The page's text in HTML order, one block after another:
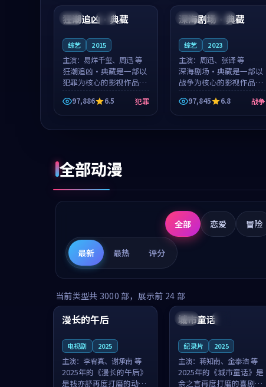
影片在悬念...
柯的叙事节...
英国 杜比
狂潮追凶·典藏
综艺 2015
主演： 易烊千玺、周迅 等
狂潮追凶·典藏是一部以
犯罪为核心的影视作品，
围绕危机、反转与人物成
长展开，整体节奏紧凑，
值得推荐观看。
97,886 6.5 犯罪
中国 连载中
深海剧场·典藏
综艺 2023
主演： 周迅、张译 等
深海剧场·典藏是一部以
战争为核心的影视作品，
围绕危机、反转与人物成
长展开，整体节奏紧凑，
值得推荐观看。
97,845 6.8 战争
全部动漫
全部 恋爱 冒险
最新 最热 评分
当前类型共 3000 部，展示前 24 部
中国 高分
99:16
漫长的午后
电视剧 2025
主演： 李宥真、谢承南 等
2025年的《漫长的午后》
是钱亦舒再度打磨的动漫
美国
城市童话
纪录片 2025
主演：蒋知南、金泰浩 等
2025年的《城市童话》是
余之言再度打磨的喜剧佳